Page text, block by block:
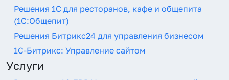
Решения 1С для ресторанов, кафе и общепита
(1С:Общепит)
Решения Битрикс24 для управления бизнесом
1С-Битрикс: Управление сайтом
Услуги